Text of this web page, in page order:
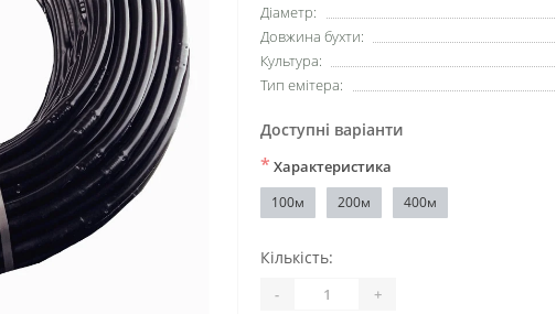
Діаметр:
Довжина бухти:
Культура:
Тип емітера:
Доступні варіанти
* Характеристика
100м 200м 400м
Кількість:
- +